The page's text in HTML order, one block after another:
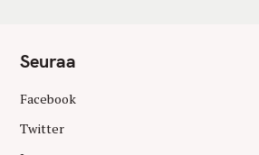
Seuraa
Facebook
Twitter